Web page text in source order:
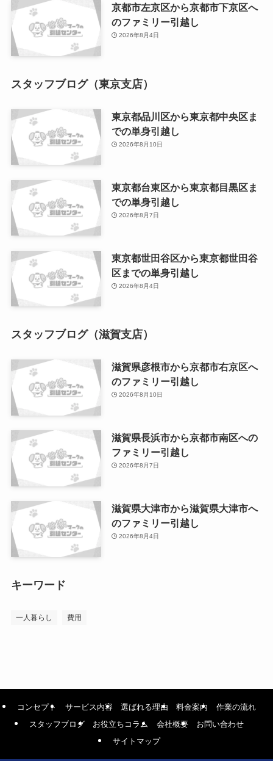
京都市左京区から京都市下京区へ
のファミリー引越し
2026年8月4日
スタッフブログ（東京支店）
東京都品川区から東京都中央区ま
での単身引越し
2026年8月10日
東京都台東区から東京都目黒区ま
での単身引越し
2026年8月7日
東京都世田谷区から東京都世田谷
区までの単身引越し
2026年8月4日
スタッフブログ（滋賀支店）
滋賀県彦根市から京都市右京区へ
のファミリー引越し
2026年8月10日
滋賀県長浜市から京都市南区への
ファミリー引越し
2026年8月7日
滋賀県大津市から滋賀県大津市へ
のファミリー引越し
2026年8月4日
キーワード
一人暮らし 費用
コンセプト サービス内容 選ばれる理由 料金案内
作業の流れ
スタッフブログ
お役立ちコラム 会社概要
お問い合わせ
サイトマップ